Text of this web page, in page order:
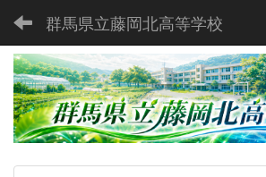
群馬県立藤岡北高等学校